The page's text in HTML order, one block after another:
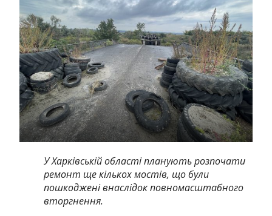
У Харківській області планують розпочати
ремонт ще кількох мостів, що були
пошкоджені внаслідок повномасштабного
вторгнення.